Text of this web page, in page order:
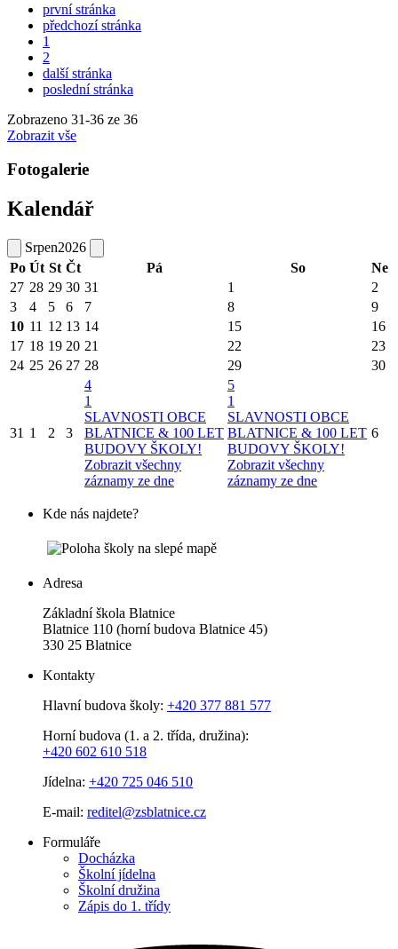
první stránka
předchozí stránka
1
2
další stránka
poslední stránka
Zobrazeno 31-36 ze 36
Zobrazit vše
Fotogalerie
Kalendář
Srpen2026
Po Út St Čt Pá So
Ne
27 28 29 30 31 1
2
3
4 5 6 7 8
9
10 11 12 13 14 15
16
17 18 19 20 21 22
23
24 25 26 27 28 29 30
31 1 2 3
4
1
SLAVNOSTI OBCE
BLATNICE & 100 LET
BUDOVY ŠKOLY!
Zobrazit všechny
záznamy ze dne
5
1
SLAVNOSTI OBCE
BLATNICE & 100 LET
BUDOVY ŠKOLY!
Zobrazit všechny
záznamy ze dne
6
Kde nás najdete?
Adresa
Základní škola Blatnice
Blatnice 110 (horní budova Blatnice 45)
330 25 Blatnice
Kontakty
Hlavní budova školy: +420 377 881 577
Horní budova (1. a 2. třída, družina):
+420 602 610 518
Jídelna: +420 725 046 510
E-mail: reditel@zsblatnice.cz
Formuláře
Docházka
Školní jídelna
Školní družina
Zápis do 1. třídy